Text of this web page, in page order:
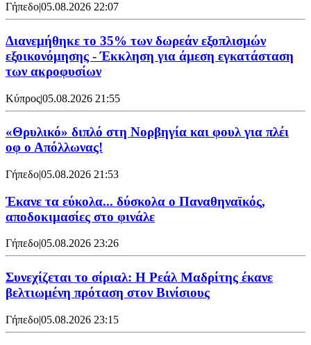
Γήπεδο|05.08.2026 22:07
Διανεμήθηκε το 35% των δωρεάν εξοπλισμών
εξοικονόμησης - Έκκληση για άμεση εγκατάσταση
των ακροφυσίων
Κύπρος|05.08.2026 21:55
«Θρυλικό» διπλό στη Νορβηγία και φουλ για πλέι
οφ ο Απόλλωνας!
Γήπεδο|05.08.2026 21:53
Έκανε τα εύκολα... δύσκολα ο Παναθηναϊκός,
αποδοκιμασίες στο φινάλε
Γήπεδο|05.08.2026 23:26
Συνεχίζεται το σίριαλ: Η Ρεάλ Μαδρίτης έκανε
βελτιωμένη πρόταση στον Βινίσιους
Γήπεδο|05.08.2026 23:15